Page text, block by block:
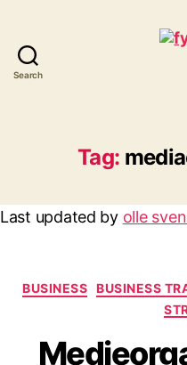
Search
Tag:
Last updated by olle
BUSINESS BUSINESS